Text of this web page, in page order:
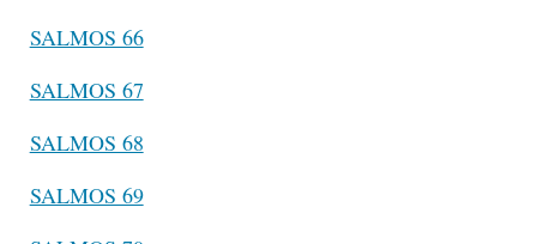
SALMOS 66
SALMOS 67
SALMOS 68
SALMOS 69